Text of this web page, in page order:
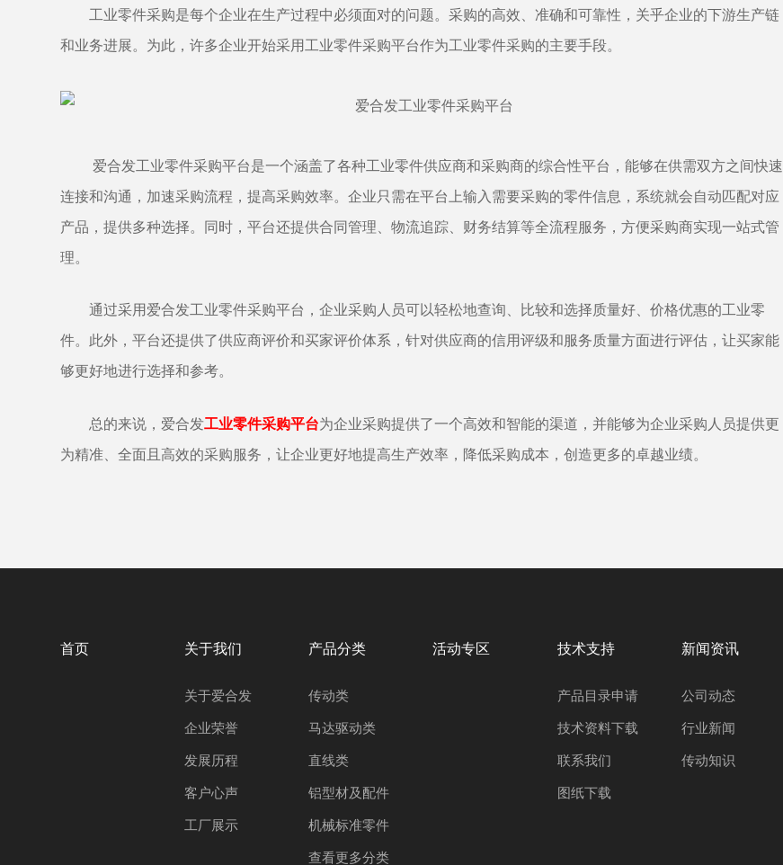
工业零件采购是每个企业在生产过程中必须面对的问题。采购的高效、准确和可靠性，关乎企业的下游生产链
和业务进展。为此，许多企业开始采用工业零件采购平台作为工业零件采购的主要手段。
爱合发工业零件采购平台是一个涵盖了各种工业零件供应商和采购商的综合性平台，能够在供需双方之间快速
连接和沟通，加速采购流程，提高采购效率。企业只需在平台上输入需要采购的零件信息，系统就会自动匹配对应
产品 ，提供多种选择。同时，平台还提供合同管理、物流追踪、财务结算等全流程服务，方便采购商实现一站式管
理。
通过采用 爱合发工业零件采购平台，企业采购人员可以轻松地查询、比较和选择质量好、价格优惠的工业零
件。此外，平台还提供了供应商评价和买家评价体系，针对供应商的信用评级和服务质量方面进行评估，让买家能
够更好地进行选择和参考。
总的来说，爱合发工业零件采购平台为企业采购提供了一个高效和智能的渠道，并能够为企业采购人员提供更
为精准、全面且高效的采购服务，让企业更好地提高生产效率，降低采购成本，创造更多的卓越业绩。
首页 关于我们
关于爱合发
企业荣誉
发展历程
客户心声
工厂展示
产品分类
传动类
马达驱动类
直线类
铝型材及配件
机械标准零件
查看更多分类
活动专区 技术支持
产品目录申请
技术资料下载
联系我们
图纸下载
新闻资讯
公司动态
行业新闻
传动知识